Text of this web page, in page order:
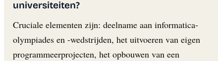
universiteiten?
Cruciale elementen zijn: deelname aan informatica-
olympiades en -wedstrijden, het uitvoeren van eigen
programmeerprojecten, het opbouwen van een